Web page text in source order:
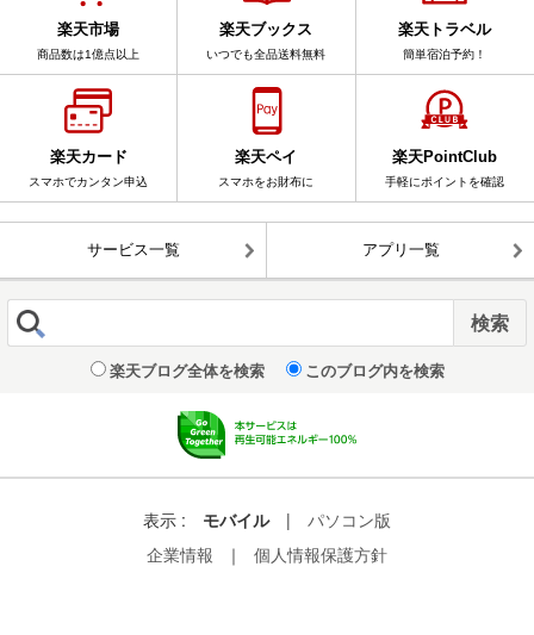
楽天市場
商品数は1億点以上
楽天ブックス
いつでも全品送料無料
楽天トラベル
簡単宿泊予約！
楽天カード
スマホでカンタン申込
楽天ペイ
スマホをお財布に
楽天PointClub
手軽にポイントを確認
サービス一覧 アプリ一覧
楽天ブログ全体を検索 このブログ内を検索
表示 : モバイル |
パソコン版
企業情報
｜ 個人情報保護方針